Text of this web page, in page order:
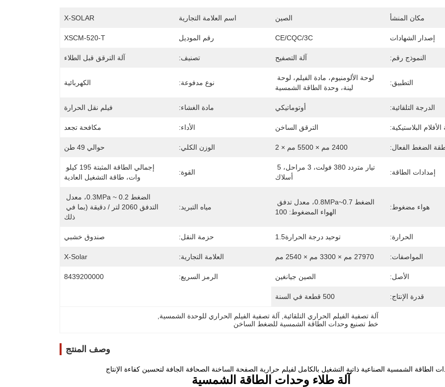
مكان المنشأ الصين اسم العلامة التجارية X-SOLAR
إصدار الشهادات CE/CQC/3C رقم الموديل XSCM-520-T
النموذج رقم: آلة التصفيح تصنيف: آلة الترقق قبل الطلاء
التطبيق:
لينة، وحدة الطاقة الشمسية
نوع مدفوعة: الكهربائية
الدرجة التلقائية: أوتوماتيكي مادة الغشاء: فيلم نقل الحرارة
البلاستيكية: الترقق الساخن الأداء: مكافحة تجعد
الضغط الفعال: 2400 مم × 5500 مم × 2 الوزن الكلي: حوالي 49 طن
إمدادات الطاقة:
أسلاك
القوة:
وات، طاقة التشغيل العادية
هواء مضغوط:
الهواء المضغوط: 100
مياه التبريد:
ذلك
الحرارة: توحيد درجة الحرارة1.5 حزمة النقل: صندوق خشبي
المواصفات: 27970 مم × 3300 مم × 2540 مم العلامة التجارية: X-Solar
الأصل: الصين جيانغين الرمز السريع: 8439200000
قدرة الإنتاج: 500 قطعة في السنة
آلة تصفية الفيلم الحراري التلقائية آلة تصفية الفيلم الحراري للوحدة الشمسية
خط تصنيع وحدات الطاقة الشمسية للضغط الساخن
وصف المنتج
الطاقة الشمسية الصناعية ذاتية التشغيل بالكامل لفيلم حرارية الصفحة الساخنة الصحافة الجافة لتحسين كفاءة الإنتاج
آلة طلاء وحدات الطاقة الشمسية